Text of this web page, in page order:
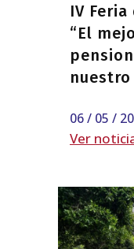
IV
“El
06 / 05 /
Ver